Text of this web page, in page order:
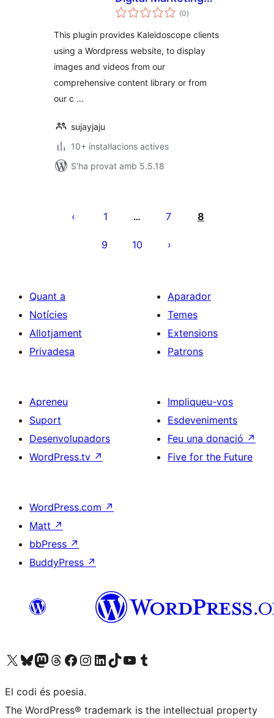
Platform
(0puntuacions
totals
)
This plugin provides Kaleidoscope clients
using a Wordpress website, to display
images and videos from our
comprehensive content library or from
our c …
sujayjaju
10+ instal·lacions actives
S'ha provat amb 5.5.18
entrades
1 … 7 8
9 10
Quant a
Notícies
Allotjament
Privadesa
Aparador
Temes
Extensions
Patrons
Apreneu
Suport
Desenvolupadors
WordPress.tv ↗
Impliqueu-vos
Esdeveniments
Feu una donació ↗
Five for the Future
WordPress.com ↗
Matt ↗
bbPress ↗
BuddyPress ↗
Visiteu el nostre compte X (abans Twitter)
Visiteu el nostre compte de Bluesky
Visiteu el nostre compte al Mastodon
Visiteu el nostre compte de Threads
Visiteu la nostra pàgina al Facebook
Visiteu el nostre compte d'Instagram
Visiteu el nostre compte de LinkedIn
Visiteu el nostre compte de TikTok
Visiteu el nostre canal al YouTube
Visiteu el nostre compte de Tumblr
El codi és poesia.
The WordPress® trademark is the intellectual property